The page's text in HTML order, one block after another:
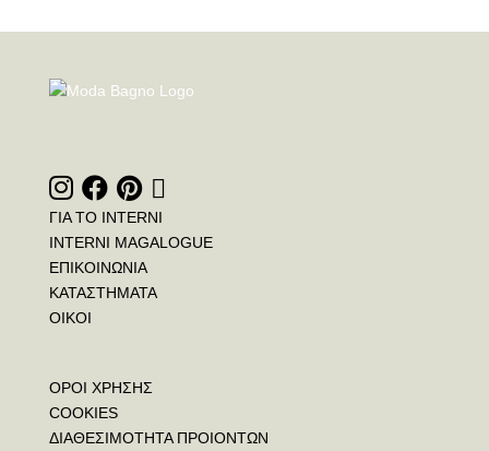
ΓΙΑ ΤΟ INTERNI
INTERNI MAGALOGUE
ΕΠΙΚΟΙΝΩΝΙΑ
ΚΑΤΑΣΤΗΜΑΤΑ
ΟΙΚΟΙ
ΟΡΟΙ ΧΡΗΣΗΣ
COOKIES
ΔΙΑΘΕΣΙΜΟΤΗΤΑ ΠΡΟΙΟΝΤΩΝ